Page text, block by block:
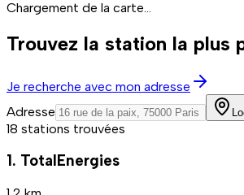
Chargement de la carte...
Trouvez la station la plus
Je recherche avec mon adresse
Adresse
18 stations trouvées
1. TotalEnergies